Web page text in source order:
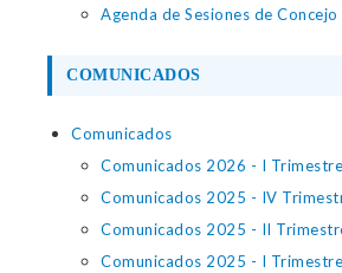
Agenda de Sesiones de Concejo
COMUNICADOS
Comunicados
Comunicados 2026 - I Trimestre
Comunicados 2025 - IV
Comunicados 2025 - II
Comunicados 2025 - I Trimestre